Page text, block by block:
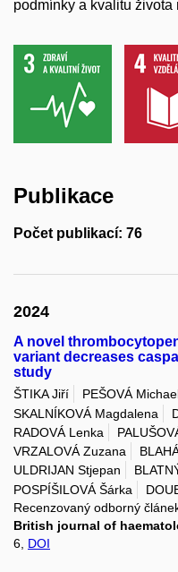
podmínky a kvalitu života
Publikace
Počet publikací: 76
2024
A novel
variant decreases
study
ŠTIKA Jiří PEŠOVÁ
SKALNÍKOVÁ Magdalena
RADOVÁ Lenka
VRZALOVÁ Zuzana
ULDRIJAN Stjepan
POSPÍŠILOVÁ Šárka
Recenzovaný odborný
British journal of
6, DOI